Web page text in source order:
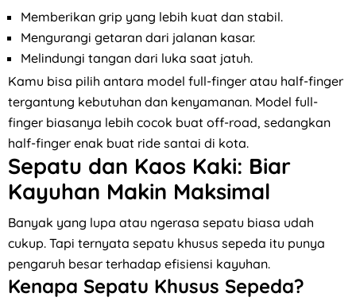
Memberikan grip yang lebih kuat dan stabil.
Mengurangi getaran dari jalanan kasar.
Melindungi tangan dari luka saat jatuh.
Kamu bisa pilih antara model full-finger atau half-finger
tergantung kebutuhan dan kenyamanan. Model full-
finger biasanya lebih cocok buat off-road, sedangkan
half-finger enak buat ride santai di kota.
Sepatu dan Kaos Kaki: Biar
Kayuhan Makin Maksimal
Banyak yang lupa atau ngerasa sepatu biasa udah
cukup. Tapi ternyata sepatu khusus sepeda itu punya
pengaruh besar terhadap efisiensi kayuhan.
Kenapa Sepatu Khusus Sepeda?